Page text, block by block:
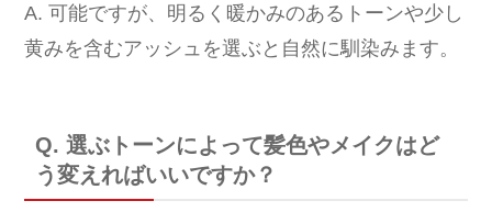
A. 可能ですが、明るく暖かみのあるトーンや少し
黄みを含むアッシュを選ぶと自然に馴染みます。
Q. 選ぶトーンによって髪色やメイクはど
う変えればいいですか？